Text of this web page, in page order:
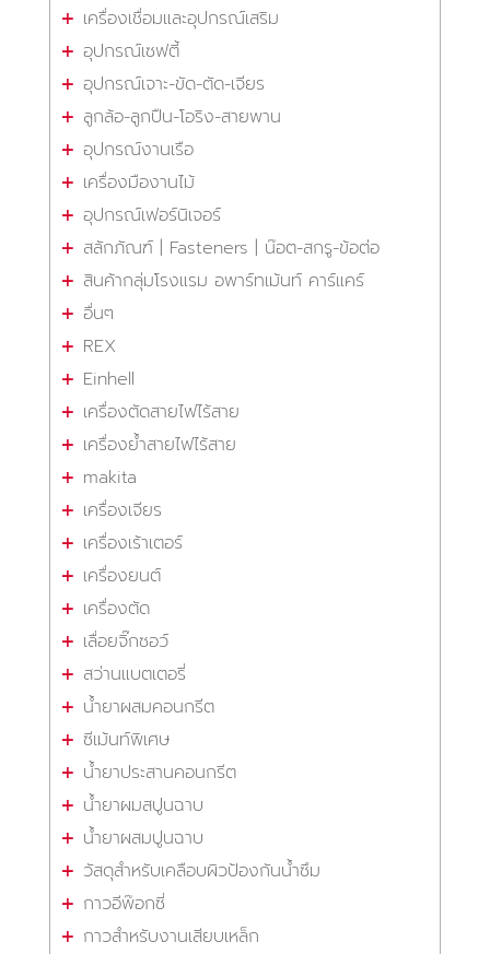
เครื่องเชื่อมและอุปกรณ์เสริม
อุปกรณ์เซฟตี้
อุปกรณ์เจาะ-ขัด-ตัด-เจียร
ลูกล้อ-ลูกปืน-โอริง-สายพาน
อุปกรณ์งานเรือ
เครื่องมืองานไม้
อุปกรณ์เฟอร์นิเจอร์
สลักภัณฑ์ | Fasteners | น๊อต-สกรู-ข้อต่อ
สินค้ากลุ่มโรงแรม อพาร์ทเม้นท์ คาร์แคร์
อื่นๆ
REX
Einhell
เครื่องตัดสายไฟไร้สาย
เครื่องย้ำสายไฟไร้สาย
makita
เครื่องเจียร
เครื่องเร้าเตอร์
เครื่องยนต์
เครื่องตัด
เลื่อยจิ๊กซอว์
สว่านแบตเตอรี่
น้ำยาผสมคอนกรีต
ซีเม้นท์พิเศษ
น้ำยาประสานคอนกรีต
น้ำยาผมสปูนฉาบ
น้ำยาผสมปูนฉาบ
วัสดุสำหรับเคลือบผิวป้องกันน้ำซึม
กาวอีพ๊อกซี่
กาวสำหรับงานเสียบเหล็ก